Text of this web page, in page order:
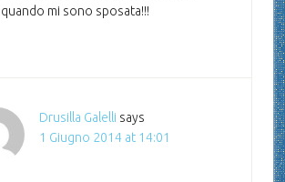
mi sono sposata!!!
Drusilla Galelli says
1 Giugno 2014 at 14:01